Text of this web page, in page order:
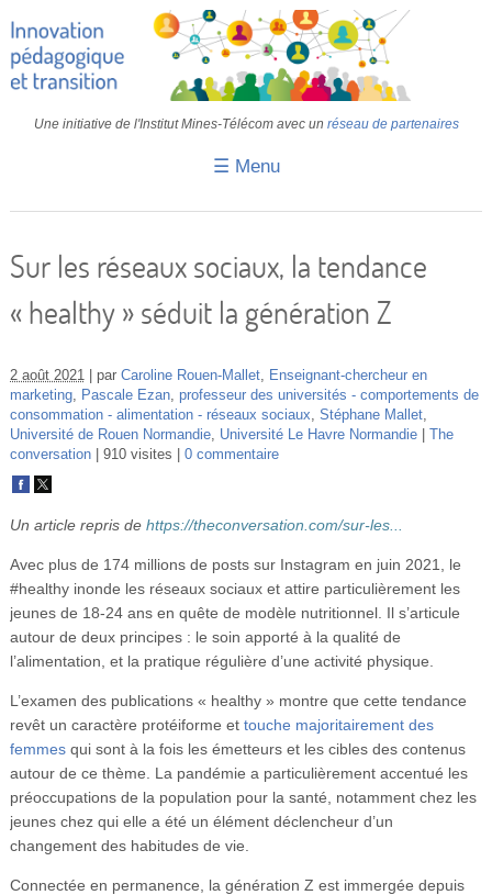
Une initiative de l'Institut Mines-Télécom avec un réseau de partenaires
☰ Menu
Transition
IA
IMT
Colloques
Se connecter
Sur les réseaux sociaux, la tendance
« healthy » séduit la génération Z
2 août 2021 par Caroline Rouen-Mallet,
Enseignant-chercheur en
marketing, Pascale Ezan, professeur des universités - comportements de
consommation - alimentation - réseaux sociaux
Stéphane Mallet,
Université de Rouen Normandie, Université Le Havre Normandie
The
conversation
910 visites 0 commentaire
Un article repris de https://theconversation.com/sur-les...
Avec plus de 174 millions de posts sur Instagram en juin 2021, le
#healthy inonde les réseaux sociaux et attire particulièrement les
jeunes de 18-24 ans en quête de modèle nutritionnel. Il s’articule
autour de deux principes : le soin apporté à la qualité de
l’alimentation, et la pratique régulière d’une activité physique.
L’examen des publications « healthy » montre que cette tendance
revêt un caractère protéiforme et touche majoritairement des
femmesqui sont à la fois les émetteurs et les cibles des contenus
autour de ce thème. La pandémie a particulièrement accentué les
préoccupations de la population pour la santé, notamment chez les
jeunes chez qui elle a été un élément déclencheur d’un
changement des habitudes de vie.
Connectée en permanence, la génération Z est immergée depuis